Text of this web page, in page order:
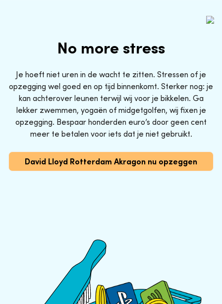
No more stress
Je hoeft niet uren in de wacht te zitten. Stressen of je
opzegging wel goed en op tijd binnenkomt. Sterker nog: je
kan achterover leunen terwijl wij voor je bikkelen. Ga
lekker zwemmen, yogaën of midgetgolfen, wij fixen je
opzegging. Bespaar honderden euro’s door geen cent
meer te betalen voor iets dat je niet gebruikt.
David Lloyd Rotterdam Akragon nu opzeggen